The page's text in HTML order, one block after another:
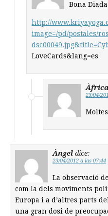
Bona
http://
image=/pd/postales/
LoveCards&lang=es
Àfrica
23/04/
Àngel dice:
23/04/2012 a las 07:44
La observació
com la dels moviments
Europa i a d’altres parts
una gran dosi de